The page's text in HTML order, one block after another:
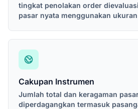
tingkat penolakan order
pasar nyata menggunakan
Cakupan Instrumen
Jumlah total dan keragaman
diperdagangkan termasuk